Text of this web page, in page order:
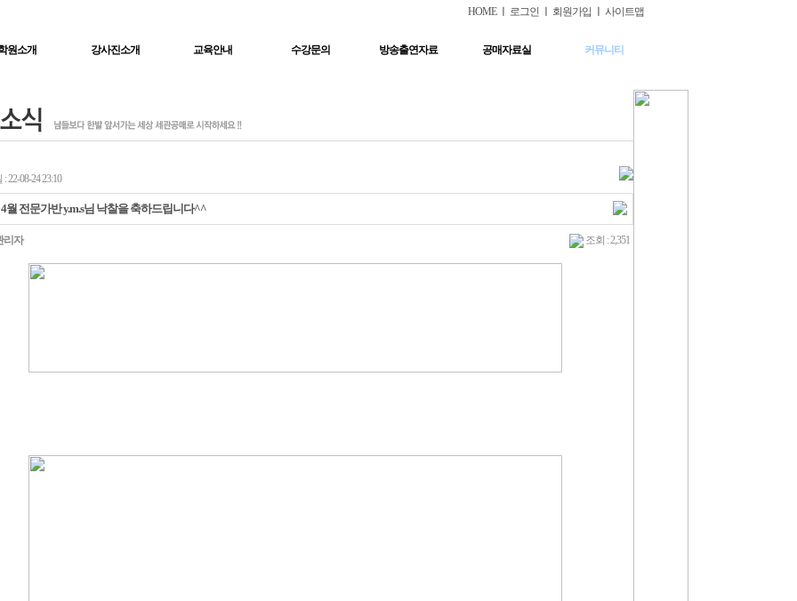
HOMEㅣ 로그인 회원가입 사이트맵
원소개 강사진소개 교육안내 수강문의 방송출연자료 공매자료실 커뮤니티
22-08-24 23:10
4월 전문가반 y.m.s님 낙찰을 축하드립니다^^
리자 조회 : 2,351